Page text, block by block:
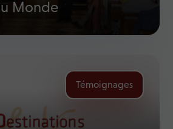
Monde
Témoignages